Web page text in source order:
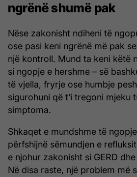
ngrënë shumë pak
Nëse zakonisht ndiheni të
ose pasi keni ngrënë më pak
një kontroll. Mund ta keni këtë
si ngopje e hershme – së
të vjella, fryrje ose humbje
sigurohuni që t’i tregoni mjeku
simptoma.
Shkaqet e mundshme të
përfshijnë sëmundjen e
e njohur zakonisht si GERD
Në disa raste, një problem më